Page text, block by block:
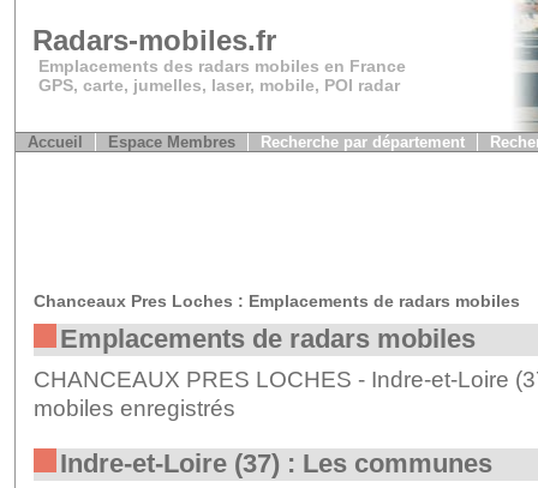
Radars-mobiles.fr
Emplacements des radars mobiles en France
GPS, carte, jumelles, laser, mobile, POI radar
Accueil Espace Membres Recherche par département
Chanceaux Pres Loches : Emplacements de radars mobiles
Emplacements de radars mobiles
CHANCEAUX PRES LOCHES - Indre-et-Loire
mobiles enregistrés
Indre-et-Loire (37) : Les communes